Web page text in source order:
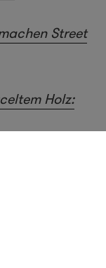
Street
Holz: